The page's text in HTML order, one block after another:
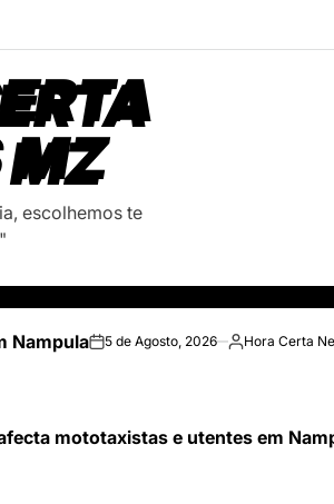
MZ
escolhemos te
Nampulaon5 de Agosto, 2026
Posted
Hora Certa
mototaxistas e utentes em